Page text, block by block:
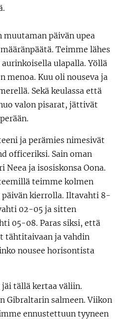
päivän upea
Teimme lähes
ulapalla. Yöllä
menoa. Kuu oli nouseva ja
Sekä keulassa että
valon pisarat, jättivät
ja perämies nimesivät
officeriksi. Sain oman
ja isosiskonsa Oona.
teimme kolmen
kierrolla. Iltavahti 8-
02-05 ja sitten
05-08. Paras siksi, että
tähtitaivaan ja vahdin
nousee horisontista
tällä kertaa väliin.
Gibraltarin salmeen. Viikon
ennustettuun tyyneen